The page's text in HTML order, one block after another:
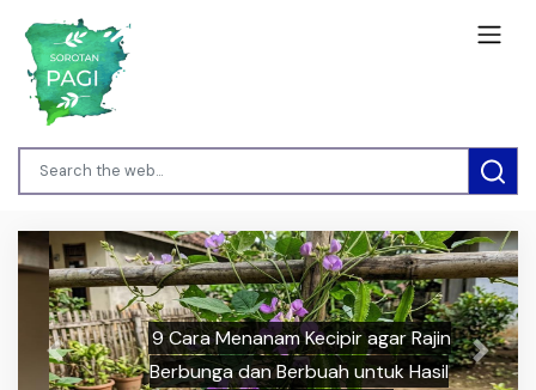
9 Cara Menanam Kecipir agar Rajin
Berbunga dan Berbuah untuk Hasil
Previous Next